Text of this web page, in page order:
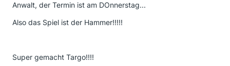
Anwalt, der Termin ist am DOnnerstag...
Also das Spiel ist der Hammer!!!!!
Super gemacht Targo!!!!